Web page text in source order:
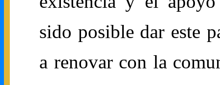
sido posible dar este
a renovar con la